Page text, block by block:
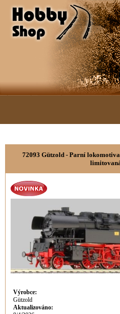
72093 Gützold - Parní lokomotiva
Výrobce:
Gützold
Aktualizováno: